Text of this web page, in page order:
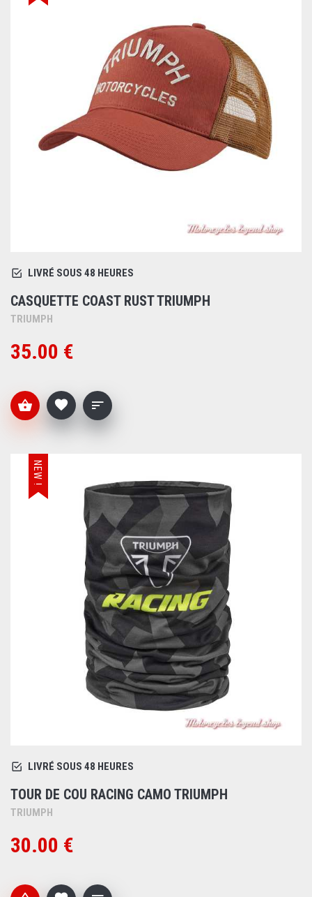
LIVRÉ SOUS 48 HEURES
CASQUETTE COAST RUST TRIUMPH
TRIUMPH
35.00 €
NEW !
LIVRÉ SOUS 48 HEURES
TOUR DE COU RACING CAMO TRIUMPH
TRIUMPH
30.00 €